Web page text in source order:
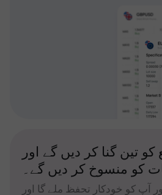
تین گنا کر دیں گے اور
کو منسوخ کر دیں گے۔
آپ کو خودکار تحفظ ملے گا اور